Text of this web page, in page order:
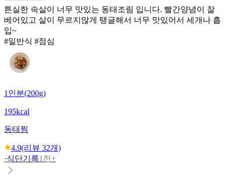
튼실한 속살이 너무 맛있는 동태조림 입니다. 빨간양념이 잘
베어있고 살이 무르지않게 탱글해서 너무 맛있어서 세개나 흡
입~
#일반식 #점심
1인분(200g)
195kcal
동태찜
4.9(리뷰 32개)
·식단기록1천+